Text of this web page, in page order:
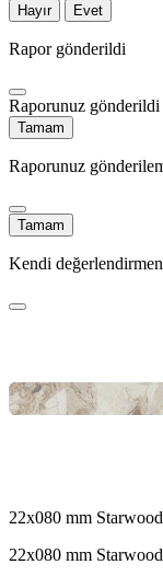
Hayır Evet
Rapor gönderildi
Raporunuz
Tamam
Raporunuz
Tamam
Kendi
22x080 mm
22x080 mm